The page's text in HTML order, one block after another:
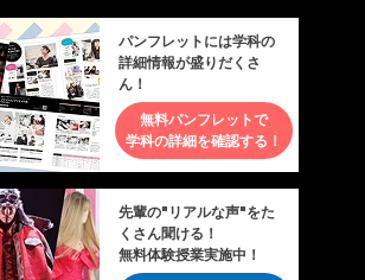
パンフレットには学科の
詳細情報が盛りだくさ
ん！
無料パンフレットで
学科の詳細を確認する！
先輩の"リアルな声"をた
くさん聞ける！
無料体験授業実施中！